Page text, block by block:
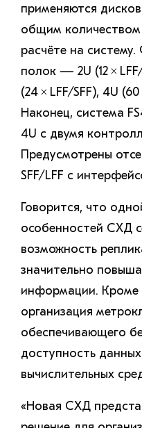
применяются
общим
расчёте на
полок — 2U (12 ×
(24 × LFF/SFF), 4U
Наконец, система
4U с двумя
Предусмотрены
SFF/LFF с
Говорится, что
особенностей СХД
возможность
значительно
информации. Кроме
организация
обеспечивающего
доступность
вычислительных
«Новая СХД